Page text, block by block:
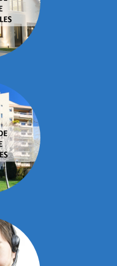
modèle
thermique
de la pompe
fibreuses